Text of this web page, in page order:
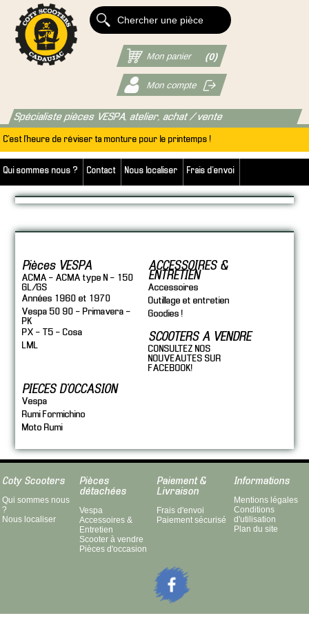
Spécialiste pièces VESPA, atelier, achat / vente
C'est l'heure de réviser ta monture pour le printemps !
Qui sommes nous ? Contact Nous localiser Frais d'envoi
Mon panier (0)
Mon compte
Pièces VESPA
ACMA - ACMA type N - 150
GL/GS
Années 1960 et 1970
Vespa 50 90 - Primavera -
PK
PX - T5 - Cosa
LML
ACCESSOIRES &
ENTRETIEN
Accessoires
Outillage et entretien
Goodies !
SCOOTERS A VENDRE
CONSULTEZ NOS
NOUVEAUTES SUR
FACEBOOK!
PIECES D'OCCASION
Vespa
Rumi Formichino
Moto Rumi
Coty Scooters
Qui sommes nous
?
Nous localiser
Pièces
détachées
Vespa
Accessoires &
Entretien
Scooter à vendre
Pièces d'occasion
Paiement &
Livraison
Frais d'envoi
Paiement sécurisé
Informations
Mentions légales
Conditions
d'utilisation
Plan du site